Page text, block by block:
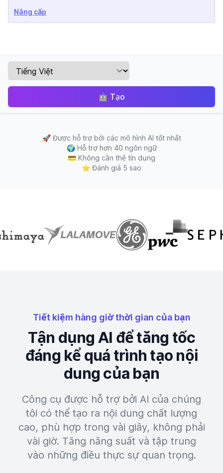
Nâng cấp
🤖 Tạo
🚀 Được hỗ trợ bởi các mô hình AI tốt nhất
🌍 Hỗ trợ hơn 40 ngôn ngữ
💳 Không cần thẻ tín dụng
⭐ Đánh giá 5 sao
Tiết kiệm hàng giờ thời gian của bạn
Tận dụng AI để tăng tốc
đáng kể quá trình tạo nội
dung của bạn
Công cụ được hỗ trợ bởi AI của chúng
tôi có thể tạo ra nội dung chất lượng
cao, phù hợp trong vài giây, không phải
vài giờ. Tăng năng suất và tập trung
vào những điều thực sự quan trọng.